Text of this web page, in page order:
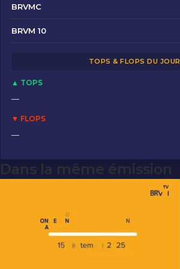
b
o
o
o
n
BRVMC
BRVM 10
TOPS & FLOPS DU JOUR
▲ TOPS
—
▼ FLOPS
—
Dans la même émission